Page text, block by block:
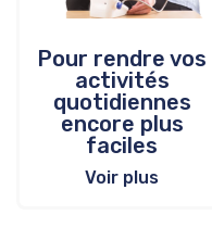
Pour rendre vos
activités
quotidiennes
encore plus
faciles
Voir plus